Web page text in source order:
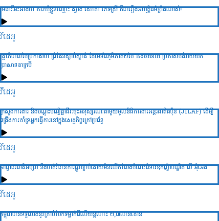
មេធាវីអះអាងថា ការឃុំខ្លួនឈ្មោះ ស្វាង សៅគា ភេទស្រី គឺជារឿងអយុត្តិធម៌ខ្លាំងណាស់!
វីដេអូ
រដ្ឋាភិបាលថៃប្រកាសថា ព្រំដែនស្ងាប់ស្ងាត់ តែមេទ័ពភូមិភាគ២ថៃ Boonsin ប្រកាសចង់វាយយក
ប្រាសាទតាក្របី
វីដេអូ
ក្រសួងការងារ និងបណ្ដុះបណ្វិជ្ជាជីវៈចុះអនុស្សរណៈជាមួយមូលនិធិការងារអន្ដរជាតិជប៉ុន (JILAF) ដើម្បី
ពង្រឹងការគាំទ្រអ្នកធ្វើការនៅក្នុងសេដ្ឋកិច្ចក្រៅប្រព័ន្ធ
វីដេអូ
អាជ្ញាធរជាតិអប្សរា នឹងចាត់វិធានការផ្លូវច្បាប់ដោយមិនលើកលែងចំពោះជំទាវឧកញ៉ាបណ្ឌិត លី អ៊ុំអេង
វីដេអូ
កម្ពុជាបានទទួលរងនូវគ្រាប់បែកទម្លាក់ពីលើយន្តហោះ ២,៧លានតោន